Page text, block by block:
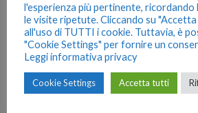
PSICOTERAPIA ONLINE
DISPONIBILE IL SERVIZIO DI
Per informazioni 320.844.30.12
l'esperienza più pertinente,
le visite ripetute. Cliccando su
all'uso di TUTTI i cookie. Tuttavia, è
"Cookie Settings" per fornire un
Leggi informativa privacy
Cookie Settings Accetta tutti